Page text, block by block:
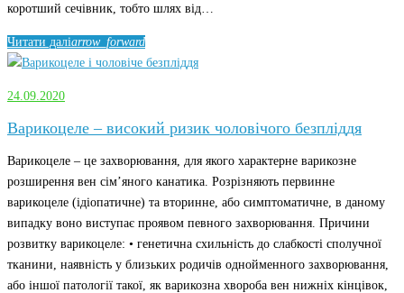
коротший сечівник, тобто шлях від…
Читати даліarrow_forward
24.09.2020
Варикоцеле – високий ризик чоловічого безпліддя
Варикоцеле – це захворювання, для якого характерне варикозне
розширення вен сім’яного канатика. Розрізняють первинне
варикоцеле (ідіопатичне) та вторинне, або симптоматичне, в даному
випадку воно виступає проявом певного захворювання. Причини
розвитку варикоцеле: • генетична схильність до слабкості сполучної
тканини, наявність у близьких родичів однойменного захворювання,
або іншої патології такої, як варикозна хвороба вен нижніх кінцівок,